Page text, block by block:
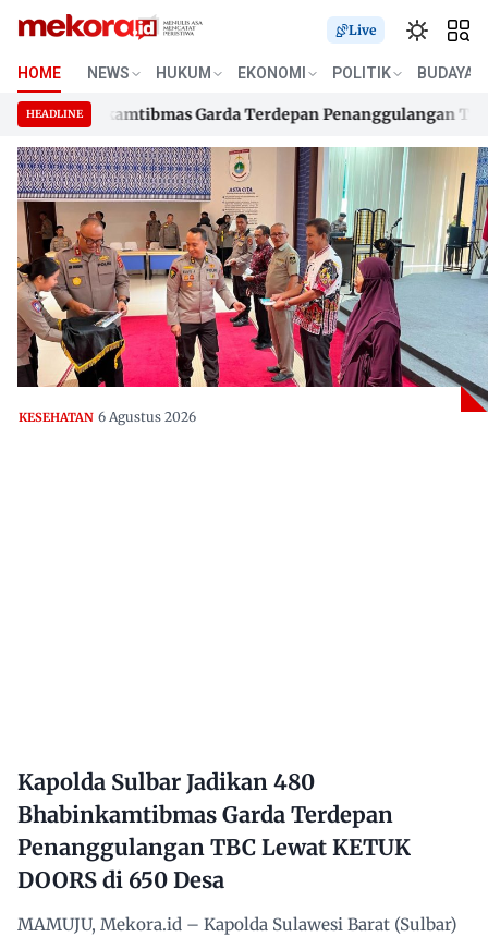
Skip
content
Live
HOME NEWS HUKUM EKONOMI POLITIK BUDAYA
HEADLINE Garda Terdepan Penanggulangan TBC
Garda Terdepan Penanggulangan TBC
KESEHATAN 6 Agustus 2026
Kapolda Sulbar Jadikan 480
Bhabinkamtibmas Garda Terdepan
Penanggulangan TBC Lewat KETUK
DOORS di 650 Desa
MAMUJU, Mekora.id – Kapolda Sulawesi Barat (Sulbar)